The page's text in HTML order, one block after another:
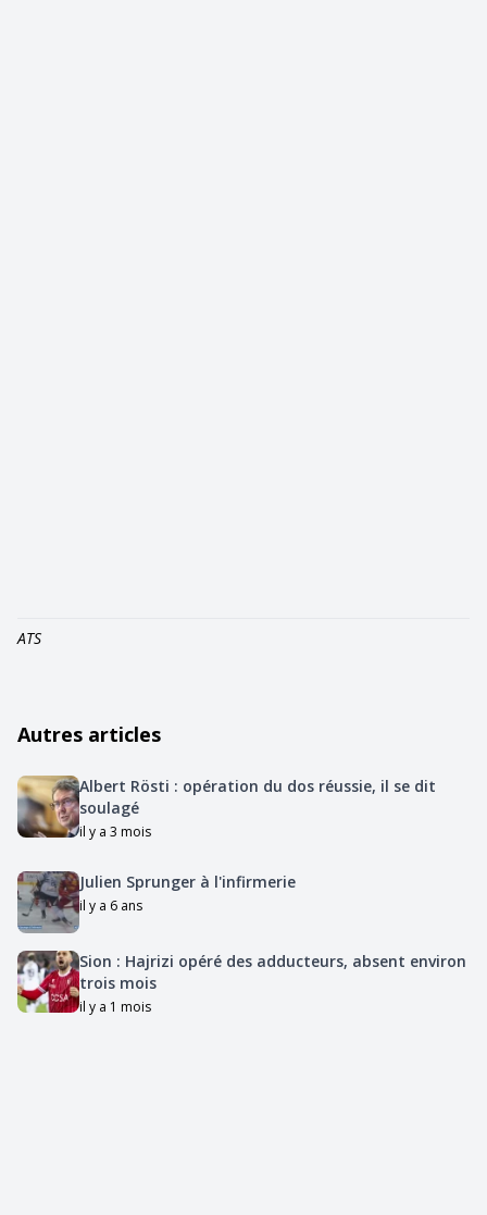
ATS
Autres articles
Albert Rösti : opération du dos réussie, il se dit
soulagé
il y a 3 mois
Julien Sprunger à l'infirmerie
il y a 6 ans
Sion : Hajrizi opéré des adducteurs, absent environ
trois mois
il y a 1 mois